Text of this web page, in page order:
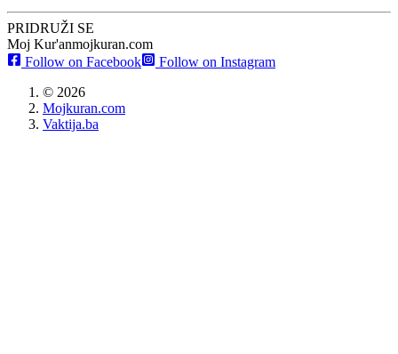
PRIDRUŽI SE
Moj Kur'anmojkuran.com
Follow on Facebook
Follow on Instagram
© 2026
Mojkuran.com
Vaktija.ba